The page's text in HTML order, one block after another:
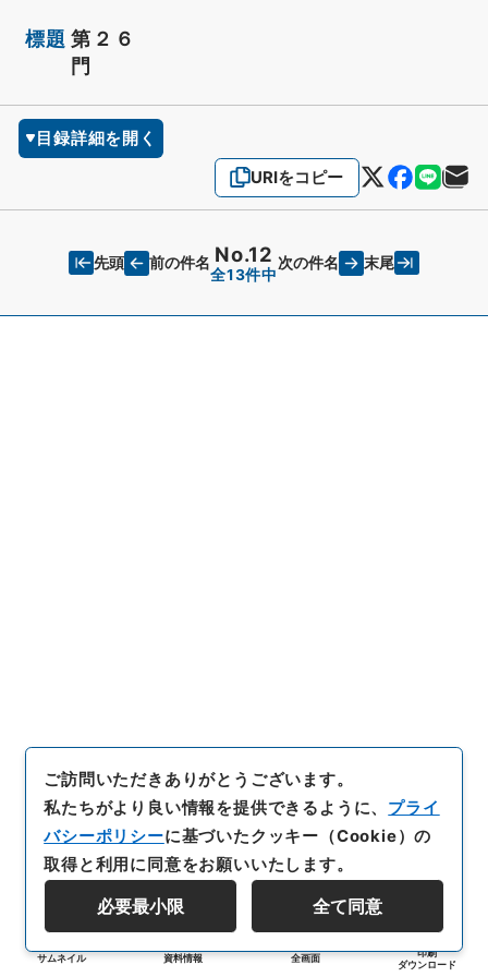
標題 第２６
門
目録詳細を開く
URIをコピー
先頭 前の件名 No.12
全13件中
次の件名 末尾
サムネイル 資料情報 全画面
印刷
ダウンロード
ご訪問いただきありがとうございます。
私たちがより良い情報を提供できるように、 プライ
バシーポリシーに基づいたクッキー（Cookie）の
取得と利用に同意をお願いいたします。
必要最小限 全て同意